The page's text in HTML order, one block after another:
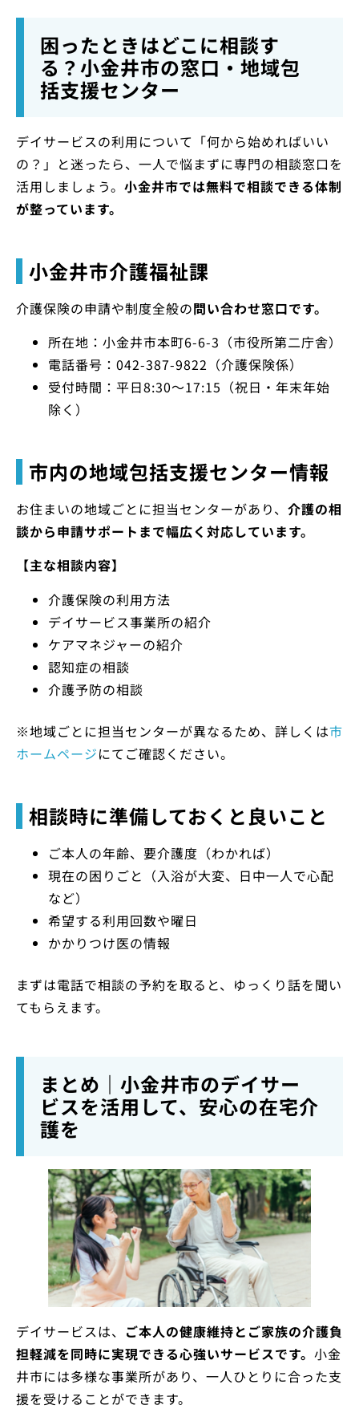
困ったときはどこに相談す
る？小金井市の窓口・地域包
括支援センター
デイサービスの利用について「何から始めればいい
の？」と迷ったら、一人で悩まずに専門の相談窓口を
活用しましょう。 小金井市では無料で相談できる体制
が整っています。
小金井市介護福祉課
介護保険の申請や制度全般の問い合わせ窓口です。
所在地：小金井市本町6-6-3（市役所第二庁舎）
電話番号：042-387-9822（介護保険係）
受付時間：平日8:30〜17:15（祝日・年末年始
除く）
市内の地域包括支援センター情報
お住まいの地域ごとに担当センターがあり、 介護の相
談から申請サポートまで幅広く対応しています。
【主な相談内容】
介護保険の利用方法
デイサービス事業所の紹介
ケアマネジャーの紹介
認知症の相談
介護予防の相談
※地域ごとに担当センターが異なるため、詳しくは市
ホームページにてご確認ください。
相談時に準備しておくと良いこと
ご本人の年齢、要介護度（わかれば）
現在の困りごと（入浴が大変、日中一人で心配
など）
希望する利用回数や曜日
かかりつけ医の情報
まずは電話で相談の予約を取ると、ゆっくり話を聞い
てもらえます。
まとめ｜小金井市のデイサー
ビスを活用して、安心の在宅介
護を
デイサービスは、 ご本人の健康維持とご家族の介護負
担軽減を同時に実現できる心強いサービスです。 小金
井市には多様な事業所があり、一人ひとりに合った支
援を受けることができます。